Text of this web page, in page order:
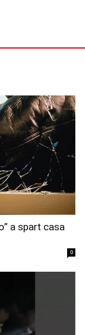
a spart casa
0